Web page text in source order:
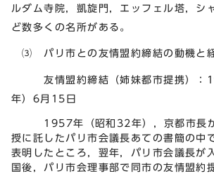
ルダム寺院，凱旋門，エッフェル塔，シ
ど数多くの名所がある。
⑶ パリ市との友情盟約締結の動機と
友情盟約締結（姉妹都市提携）：
年）6月15日
1957年（昭和32年），京都市長が
授に託したパリ市会議長あての書簡の中
表明したところ，翌年，パリ市会議長が
国後，パリ市会理事部で同市の友情盟約